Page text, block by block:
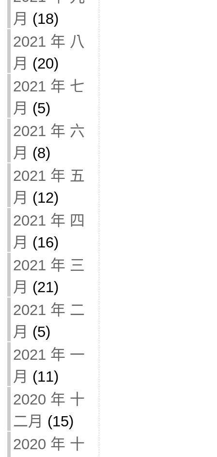
月 (18)
2021 年 八
月 (20)
2021 年 七
月 (5)
2021 年 六
月 (8)
2021 年 五
月 (12)
2021 年 四
月 (16)
2021 年 三
月 (21)
2021 年 二
月 (5)
2021 年 一
月 (11)
2020 年 十
二月 (15)
2020 年 十